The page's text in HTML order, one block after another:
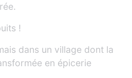
!
dans un village dont la
en épicerie